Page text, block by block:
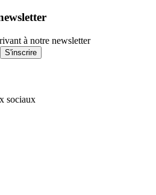
à notre newsletter
S'inscrire
sociaux